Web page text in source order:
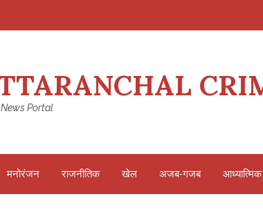
Portal
मनोरंजन राजनीतिक खेल अजब-गजब आध्यात्मिक